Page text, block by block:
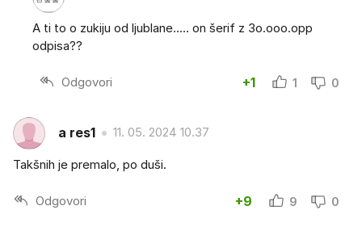
A ti to o zukiju od ljublane..... on šerif z 3o.ooo.opp
odpisa??
Odgovori +1 1 0
a res1 11. 05. 2024 10.37
Takšnih je premalo, po duši.
Odgovori +9 9 0